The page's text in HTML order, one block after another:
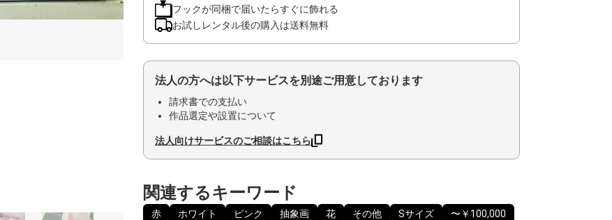
フックが同梱で届いたらすぐに飾れる
お試しレンタル後の購入は送料無料
法人の方へは以下サービスを別途ご用意しております
請求書での支払い
作品選定や設置について
法人向けサービスのご相談はこちら
関連するキーワード
赤 ホワイト ピンク 抽象画 花 その他 Sサイズ
〜￥100,000